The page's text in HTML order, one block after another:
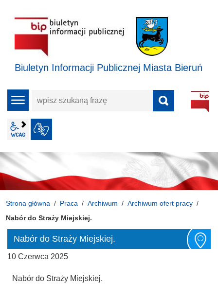
Biuletyn Informacji Publicznej Miasta Bieruń
menu
wpisz
frazę
wcag2.1
Strona główna Praca Archiwum
Archiwum ofert pracy
Nabór do Straży Miejskiej.
Nabór do Straży Miejskiej.
10 Czerwca 2025
Nabór do Straży Miejskiej.